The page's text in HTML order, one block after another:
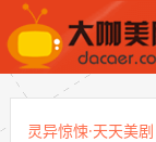
灵异惊悚·天天美剧